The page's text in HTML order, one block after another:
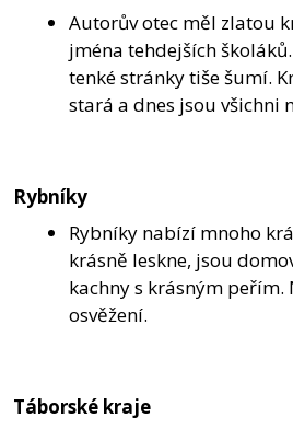
Autorův otec měl zlatou
jména tehdejších
tenké stránky tiše šumí.
stará a dnes jsou všichni
Rybníky
Rybníky nabízí mnoho
krásně leskne, jsou
kachny s krásným peřím.
osvěžení.
Táborské kraje